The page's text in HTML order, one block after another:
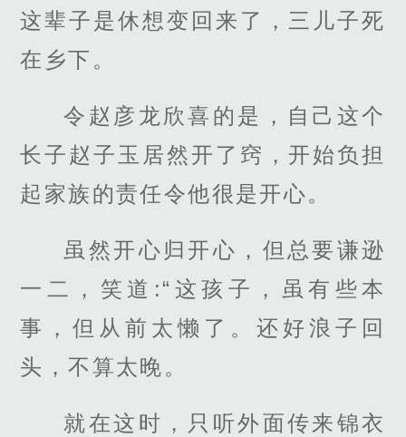
这辈子是休想变回来了，三儿子死
在乡下。
令赵彦龙欣喜的是，自己这个
长子赵子玉居然开了窍，开始负担
起家族的责任令他很是开心。
虽然开心归开心，但总要谦逊
一二，笑道:“这孩子，虽有些本
事，但从前太懒了。还好浪子回
头，不算太晚。
就在这时，只听外面传来锦衣